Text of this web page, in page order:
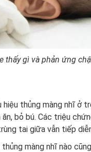
thấy gì và phản ứng
thủng màng nhĩ ở
bỏ bú. Các triệu
tai giữa vẫn tiếp
màng nhĩ nào